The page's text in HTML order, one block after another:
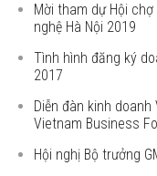
Mời tham dự Hội
nghệ Hà Nội 2019
Tình hình đăng ký
2017
Diễn đàn kinh
Vietnam Business
Hội nghị Bộ trưởng